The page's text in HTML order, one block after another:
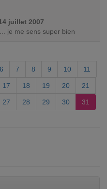
juillet 2007
je me sens super bien
6 7 8 9 10 11
17 18 19 20 21
27 28 29 30 31